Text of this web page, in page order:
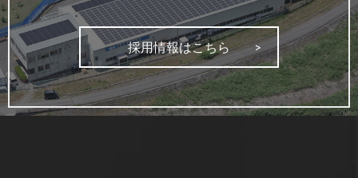
採用情報はこちら